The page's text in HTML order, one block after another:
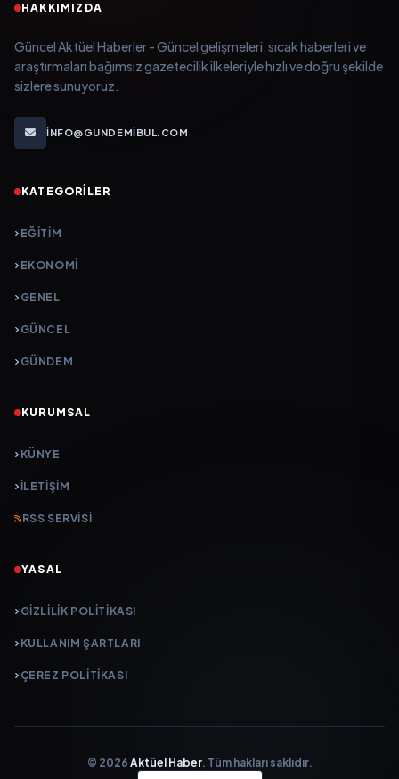
HAKKIMIZDA
Güncel Aktüel Haberler - Güncel gelişmeleri, sıcak haberleri ve
araştırmaları bağımsız gazetecilik ilkeleriyle hızlı ve doğru şekilde
sizlere sunuyoruz.
INFO@GUNDEMIBUL.COM
KATEGORILER
EĞITIM
EKONOMI
GENEL
GÜNCEL
GÜNDEM
KURUMSAL
KÜNYE
İLETIŞIM
RSS SERVISI
YASAL
GIZLILIK POLITIKASI
KULLANIM ŞARTLARI
ÇEREZ POLITIKASI
© 2026 Aktüel Haber. Tüm hakları saklıdır.